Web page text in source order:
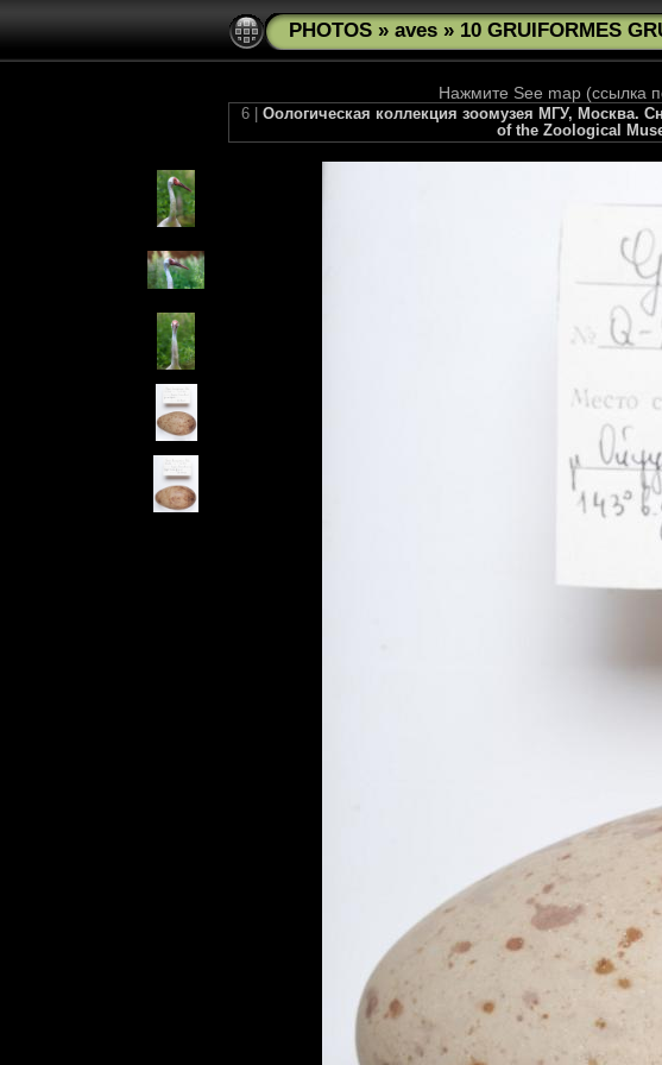
PHOTOS » aves » 10 GRUIFORMES
Нажмите See map (ссылка
6 | Оологическая коллекция зоомузея МГУ, Москва.
of the Zoological